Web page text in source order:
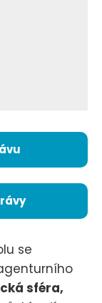
se
sféra,